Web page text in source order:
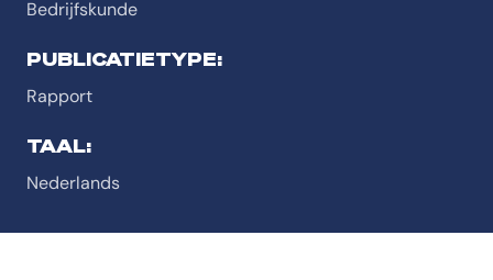
Bedrijfskunde
PUBLICATIETYPE:
Rapport
TAAL:
Nederlands